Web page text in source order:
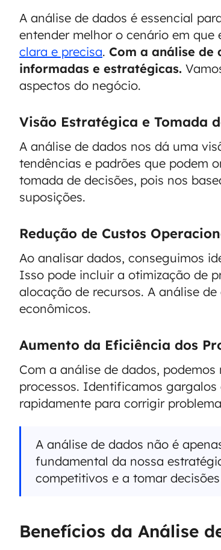
A análise de dados é essencial
entender melhor o cenário em
clara e precisa. Com a análise de
informadas e estratégicas.
aspectos do negócio.
Visão Estratégica e Tomada
A análise de dados nos dá uma
tendências e padrões que podem
tomada de decisões, pois nos
suposições.
Redução de Custos
Ao analisar dados, conseguimos
Isso pode incluir a otimização de
alocação de recursos. A análise
econômicos.
Aumento da Eficiência dos
Com a análise de dados,
processos. Identificamos
rapidamente para corrigir
A análise de dados não é
fundamental da nossa
competitivos e a tomar
Benefícios da Análise